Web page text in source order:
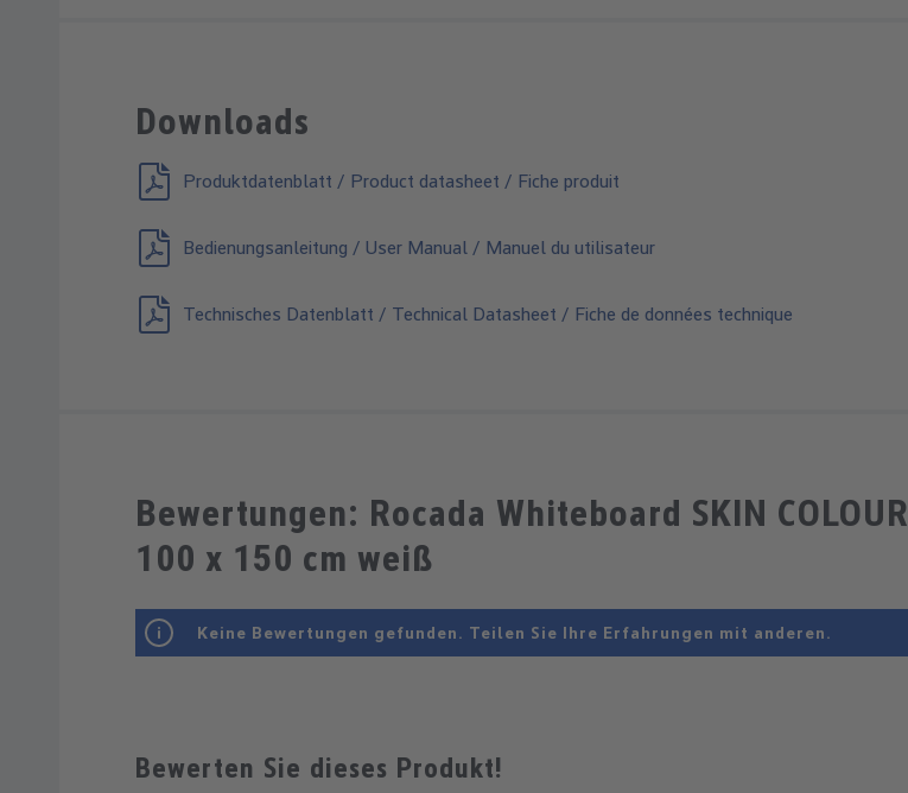
Downloads
Produktdatenblatt / Product datasheet / Fiche produit
Bedienungsanleitung / User Manual / Manuel du utilisateur
Technisches Datenblatt / Technical Datasheet / Fiche de données technique
Bewertungen: Rocada Whiteboard SKIN COLOUR
100 x 150 cm weiß
Bewerten Sie dieses Produkt!
Keine Bewertungen gefunden. Teilen Sie Ihre Erfahrungen mit anderen.